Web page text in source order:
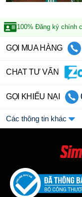
100% Đăng ký chính
GỌI MUA HÀNG
CHAT TƯ VẤN
GỌI KHIẾU NẠI
Các thông tin khác